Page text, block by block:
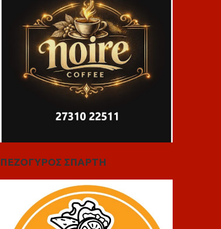
ΠΕΖΟΓΥΡΟΣ ΣΠΑΡΤΗ